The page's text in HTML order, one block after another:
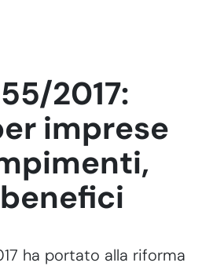
2017:
imprese
ha portato alla riforma